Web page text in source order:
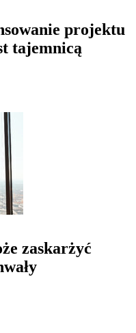
projektu
tajemnicą
zaskarżyć